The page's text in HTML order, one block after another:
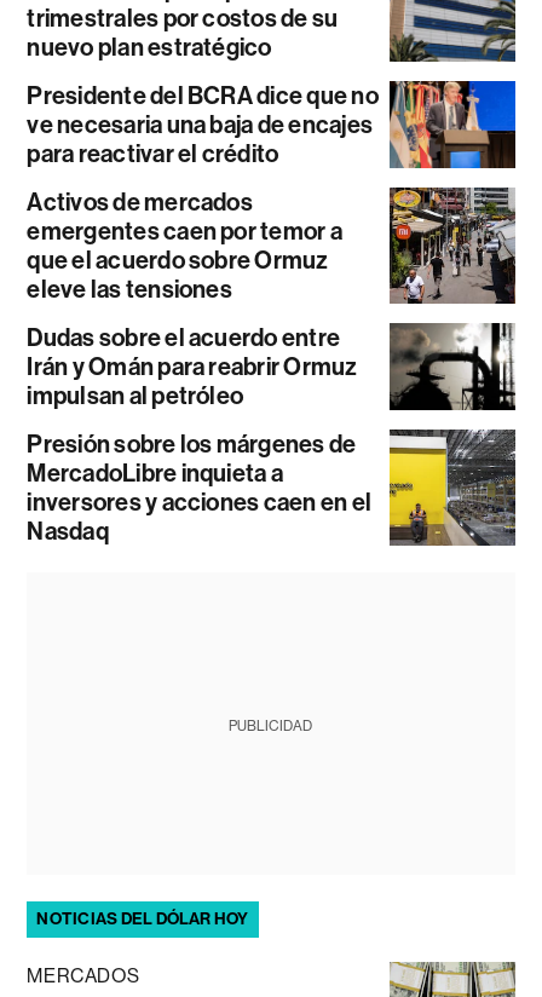
trimestrales por costos de su
nuevo plan estratégico
Presidente del BCRA dice que no
ve necesaria una baja de encajes
para reactivar el crédito
Activos de mercados
emergentes caen por temor a
que el acuerdo sobre Ormuz
eleve las tensiones
Dudas sobre el acuerdo entre
Irán y Omán para reabrir Ormuz
impulsan al petróleo
Presión sobre los márgenes de
MercadoLibre inquieta a
inversores y acciones caen en el
Nasdaq
PUBLICIDAD
NOTICIAS DEL DÓLAR HOY
MERCADOS